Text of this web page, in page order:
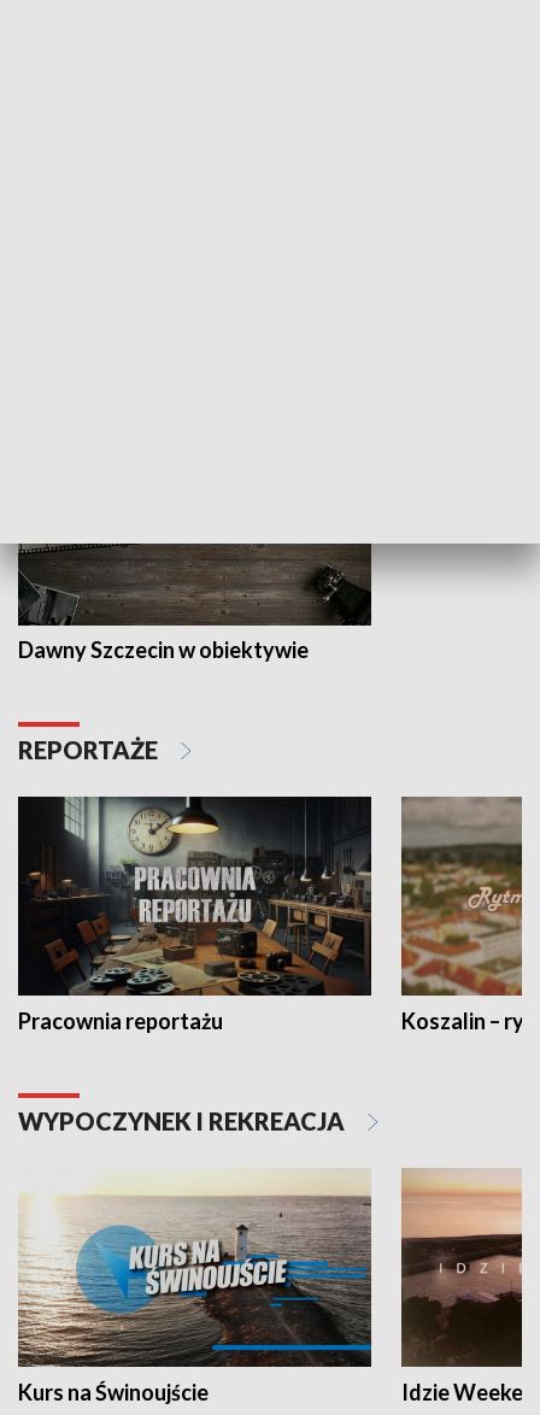
Dawny Szczecin w obiektywie
REPORTAŻE
Pracownia reportażu Koszalin –
WYPOCZYNEK I REKREACJA
Kurs na Świnoujście Idzie